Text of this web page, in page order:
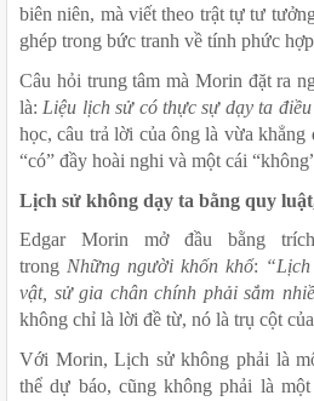
biên niên, mà viết theo trật tự tư
ghép trong bức tranh về tính phức
Câu hỏi trung tâm mà Morin đặt ra
là: Liệu lịch sử có thực sự dạy ta
học, câu trả lời của ông là vừa khẳng
“có” đầy hoài nghi và một cái
Lịch sử không dạy ta bằng quy
Edgar Morin mở đầu bằng
trong Những người khốn khổ:
vật, sử gia chân chính phải sắm
không chỉ là lời đề từ, nó là trụ cột
Với Morin, Lịch sử không phải là
thể dự báo, cũng không phải là